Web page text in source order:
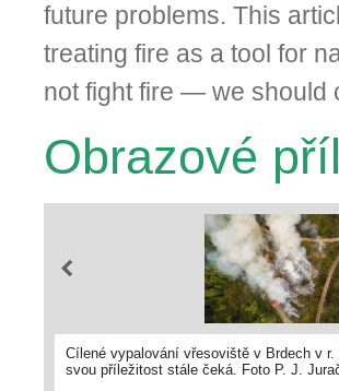
future problems. This
treating fire as a tool for
not fight fire — we should
Obrazové
Cílené vypalování vřesoviště v Brdech v
svou příležitost stále čeká. Foto P. J.